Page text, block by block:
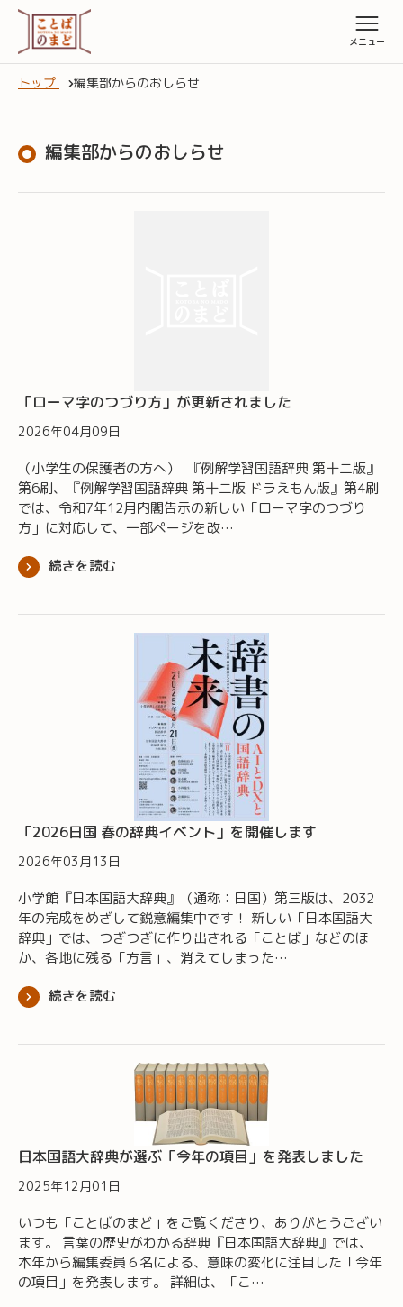
トップ 編集部からのおしらせ
編集部からのおしらせ
「ローマ字のつづり方」が更新されました
2026年04月09日
（小学生の保護者の方へ） 『例解学習国語辞典 第十二版』
第6刷、『例解学習国語辞典 第十二版 ドラえもん版』第4刷
では、令和7年12月内閣告示の新しい「ローマ字のつづり
方」に対応して、一部ページを改…
続きを読む
「2026日国 春の辞典イベント」を開催します
2026年03月13日
小学館『日本国語大辞典』（通称：日国）第三版は、2032
年の完成をめざして鋭意編集中です！ 新しい「日本国語大
辞典」では、つぎつぎに作り出される「ことば」などのほ
か、各地に残る「方言」、消えてしまった…
続きを読む
日本国語大辞典が選ぶ「今年の項目」を発表しました
2025年12月01日
いつも「ことばのまど」をご覧くださり、ありがとうござい
ます。 言葉の歴史がわかる辞典『日本国語大辞典』では、
本年から編集委員６名による、意味の変化に注目した「今年
の項目」を発表します。 詳細は、「こ…